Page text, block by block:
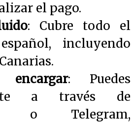
el pago.
: Cubre todo el
incluyendo
: Puedes
a través de
o Telegram,